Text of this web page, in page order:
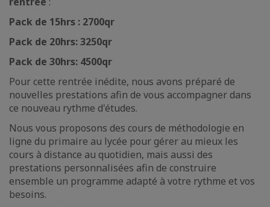
Pack de 15hrs : 2700qr
Pack de 20hrs: 3250qr
Pack de 30hrs: 4500qr
Pour cette rentrée inédite, nous avons préparé de
nouvelles prestations afin de vous accompagner dans
ce nouveau rythme d'études.
Nous vous proposons des cours de méthodologie en
ligne du primaire au lycée pour gérer au mieux les
cours à distance au quotidien, mais aussi des
prestations personnalisées afin de construire
ensemble un programme adapté à votre rythme et vos
besoins.